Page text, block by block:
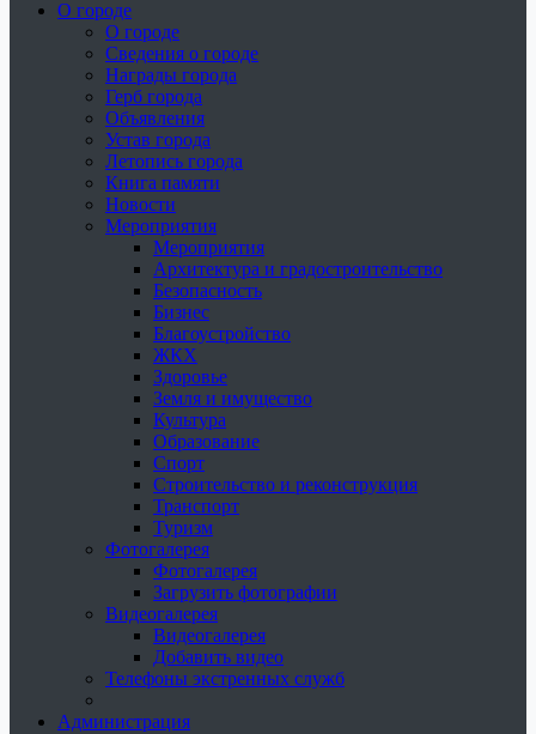
О городе
О городе
Сведения о городе
Награды города
Герб города
Объявления
Устав города
Летопись города
Книга памяти
Новости
Мероприятия
Мероприятия
Архитектура и градостроительство
Безопасность
Бизнес
Благоустройство
ЖКХ
Здоровье
Земля и имущество
Культура
Образование
Спорт
Строительство и реконструкция
Транспорт
Туризм
Фотогалерея
Фотогалерея
Загрузить фотографии
Видеогалерея
Видеогалерея
Добавить видео
Телефоны экстренных служб
Администрация